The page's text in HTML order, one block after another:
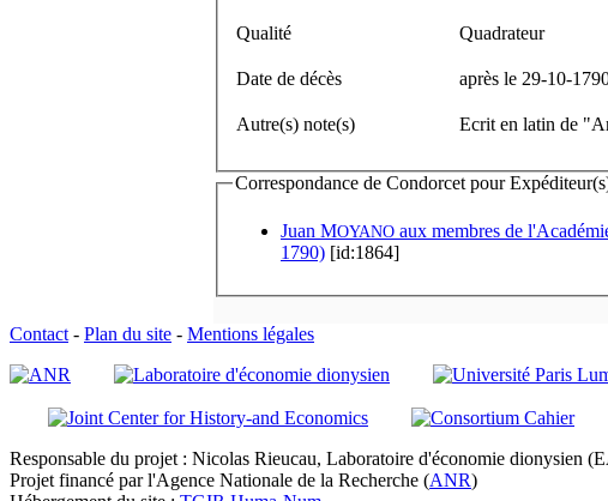
Qualité Quadrateur
Date de décès après le 29-10-
Autre(s) note(s) Ecrit en latin de
Correspondance de Condorcet pour
Juan MOYANO aux membres de
1790) [id:1864]
Contact - Plan du site - Mentions légales
Responsable du projet : Nicolas Rieucau, Laboratoire d'économie dionysien
Projet financé par l'Agence Nationale de la Recherche (ANR)